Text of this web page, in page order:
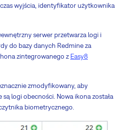
wyjścia, identyfikator użytkownika
serwer przetwarza logi i
do bazy danych Redmine za
zintegrowanego z Easy8
zmodyfikowany, aby
logi obecności. Nowa ikona została
biometrycznego.